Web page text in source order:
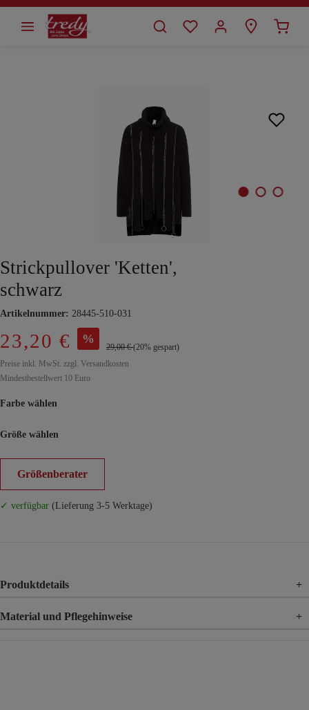
springen
Strickpullover 'Ketten',
schwarz
Artikelnummer: 28445-510-031
23,20 € %
29,00 €(20% gespart)
Preise inkl. MwSt. zzgl. Versandkosten
Mindestbestellwert 10 Euro
Farbe wählen
Größe wählen
Größenberater
✓ verfügbar (Lieferung 3-5 Werktage)
Produktdetails +
Material und Pflegehinweise +